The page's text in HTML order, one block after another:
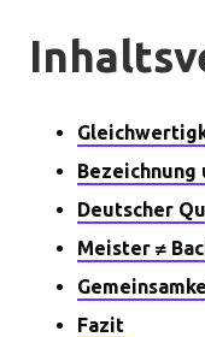
Deutscher
Meister ≠
Fazit